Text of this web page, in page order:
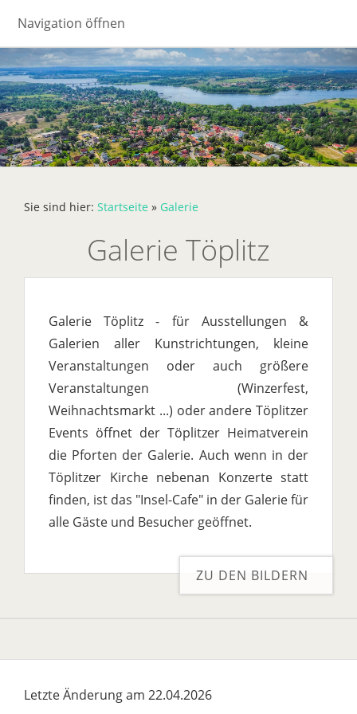
Navigation öffnen
Sie sind hier: Startseite » Galerie
Galerie Töplitz
Galerie Töplitz - für Ausstellungen &
Galerien aller Kunstrichtungen, kleine
Veranstaltungen oder auch größere
Veranstaltungen (Winzerfest,
Weihnachtsmarkt ...) oder andere Töplitzer
Events öffnet der Töplitzer Heimatverein
die Pforten der Galerie. Auch wenn in der
Töplitzer Kirche nebenan Konzerte statt
finden, ist das "Insel-Cafe" in der Galerie für
alle Gäste und Besucher geöffnet.
ZU DEN BILDERN
Letzte Änderung am 22.04.2026